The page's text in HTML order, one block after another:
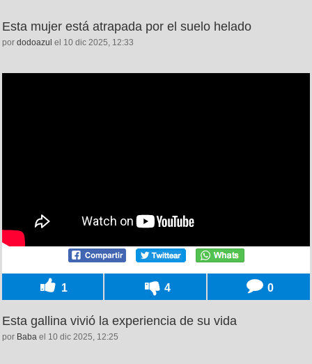
Esta mujer está atrapada por el suelo helado
por dodoazul el 10 dic 2025, 12:33
1 4 0
Esta gallina vivió la experiencia de su vida
por Baba el 10 dic 2025, 12:25